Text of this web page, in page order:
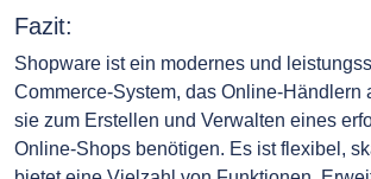
Fazit:
Shopware ist ein modernes und
Commerce-System, das Online-Händlern
sie zum Erstellen und Verwalten eines
Online-Shops benötigen. Es ist flexibel,